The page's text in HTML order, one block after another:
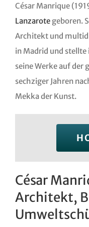
César Manrique
Lanzarotegeboren.
Architekt und
in Madrid und stellte
seine Werke auf der
sechziger Jahren
Mekka der Kunst.
César
Architekt,